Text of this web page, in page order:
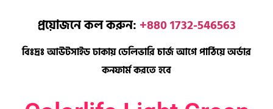
প্রয়োজনে কল করুন: +880 1732-546563
বিঃদ্রঃ আউটসাইড ঢাকায় ডেলিভারি চার্জ আগে পাঠিয়ে অর্ডার
কনফার্ম করতে হবে